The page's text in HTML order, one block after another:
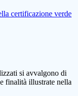
certificazione verde
si avvalgono di
finalità illustrate nella